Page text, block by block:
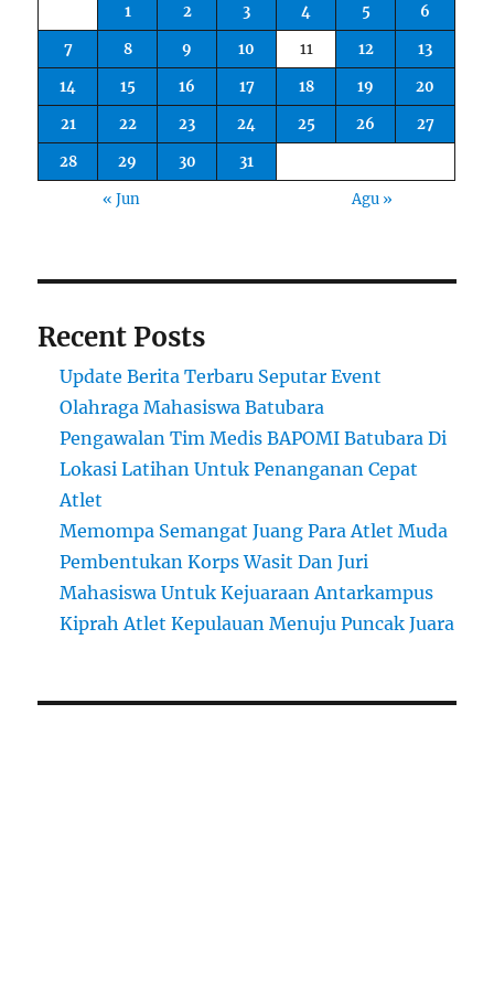
1
2 3 4 5
6
7
8 9 10 11 12
13
14
15 16 17 18 19
20
21
22 23 24 25 26
27
28
29 30
31
« Jun
Agu »
Recent Posts
Update Berita Terbaru Seputar Event
Olahraga Mahasiswa Batubara
Pengawalan Tim Medis BAPOMI Batubara Di
Lokasi Latihan Untuk Penanganan Cepat
Atlet
Memompa Semangat Juang Para Atlet Muda
Pembentukan Korps Wasit Dan Juri
Mahasiswa Untuk Kejuaraan Antarkampus
Kiprah Atlet Kepulauan Menuju Puncak Juara